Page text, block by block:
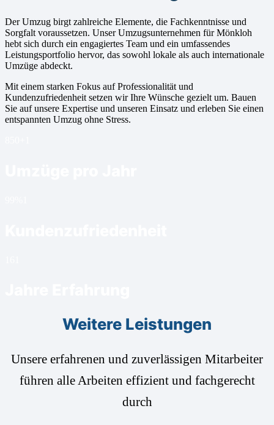
Der Umzug birgt zahlreiche Elemente, die Fachkenntnisse und
Sorgfalt voraussetzen. Unser Umzugsunternehmen für Mönkloh
hebt sich durch ein engagiertes Team und ein umfassendes
Leistungsportfolio hervor, das sowohl lokale als auch internationale
Umzüge abdeckt.
Mit einem starken Fokus auf Professionalität und
Kundenzufriedenheit setzen wir Ihre Wünsche gezielt um. Bauen
Sie auf unsere Expertise und unseren Einsatz und erleben Sie einen
entspannten Umzug ohne Stress.
Weitere Leistungen
Unsere erfahrenen und zuverlässigen Mitarbeiter
führen alle Arbeiten effizient und fachgerecht
durch